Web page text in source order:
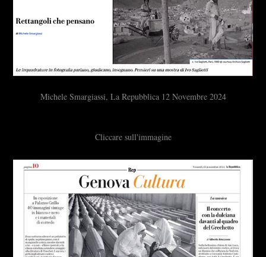
Michele Smargiassi, La Repubblica 12 Novembre 2024
Cliccare sull'immagine